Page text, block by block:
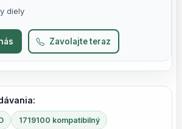
diely
Zavolajte teraz
1719100 kompatibilný